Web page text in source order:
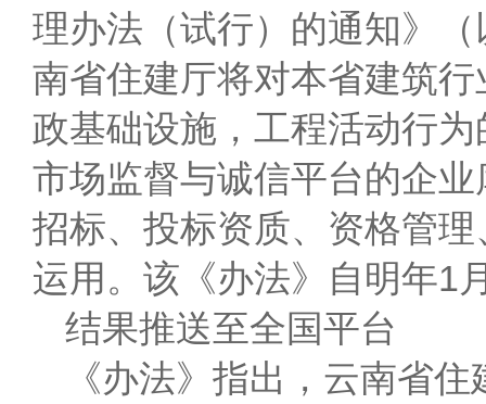
理办法（试行）的通知》
南省住建厅将对本省建筑
政基础设施，工程活动行
市场监督与诚信平台的企
招标、投标资质、资格管
运用。该《办法》自明年1
结果推送至全国平台
《办法》指出，云南省